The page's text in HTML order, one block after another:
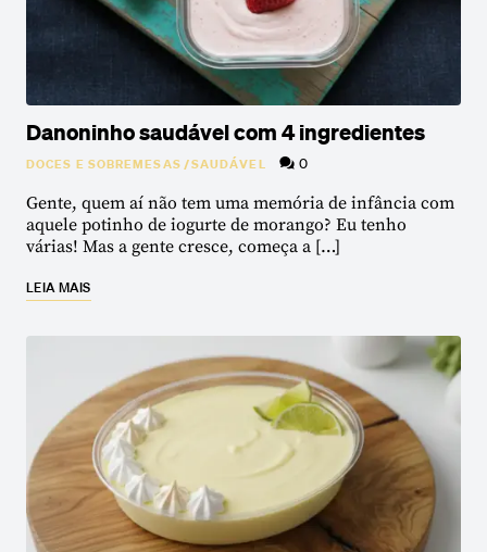
Danoninho saudável com 4 ingredientes
DOCES E SOBREMESAS/SAUDÁVEL 0
Gente, quem aí não tem uma memória de infância com
aquele potinho de iogurte de morango? Eu tenho
várias! Mas a gente cresce, começa a […]
LEIA MAIS